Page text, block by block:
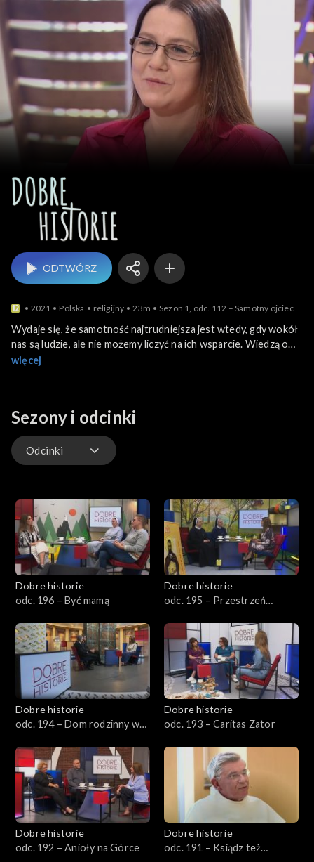
Dobre historie
ODTWÓRZ
2021 Polska religijny 23m Sezon 1, odc. 112 – Samotny ojciec
Wydaje się, że samotność najtrudniejsza jest wtedy, gdy wokół
nas są ludzie, ale nie możemy liczyć na ich wsparcie. Wiedzą o
tym dobrze rodzice, którzy znaleźli pomoc w Domu Samotnej
więcej
Sezony i odcinki
Odcinki
Dobre historie
odc. 196 – Być mamą
Dobre historie
odc. 195 – Przestrzeń
Dobre historie
odc. 194 – Dom rodzinny w
Dobre historie
odc. 193 – Caritas Zator
Dobre historie
odc. 192 – Anioły na Górce
Dobre historie
odc. 191 – Ksiądz też